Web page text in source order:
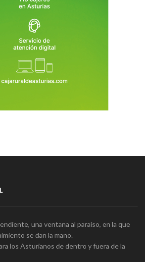
una ventana al paraíso, en la que
se dan la mano.
los Asturianos de dentro y fuera de la